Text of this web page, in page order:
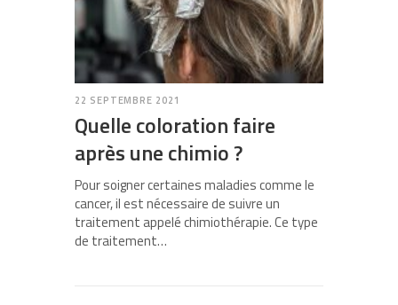
22 SEPTEMBRE 2021
Quelle coloration faire
après une chimio ?
Pour soigner certaines maladies comme le
cancer, il est nécessaire de suivre un
traitement appelé chimiothérapie. Ce type
de traitement…